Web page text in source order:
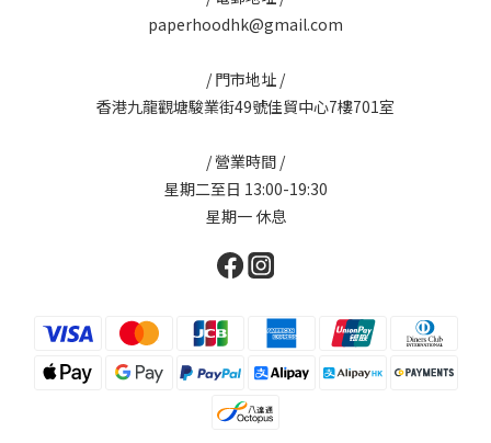
paperhoodhk@gmail.com
/ 門市地址 /
香港九龍觀塘駿業街49號佳貿中心7樓701室
/ 營業時間 /
星期二至日 13:00-19:30
星期一 休息